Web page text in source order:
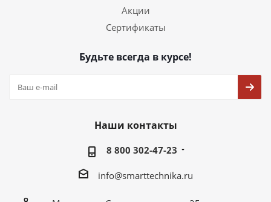
Акции
Сертификаты
Будьте всегда в курсе!
Наши контакты
8 800 302-47-23
info@smarttechnika.ru